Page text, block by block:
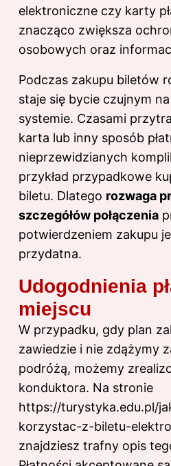
elektroniczne czy karty
znacząco zwiększa
osobowych oraz
Podczas zakupu biletów
staje się bycie czujnym
systemie. Czasami
karta lub inny sposób
nieprzewidzianych
przykład przypadkowe
biletu. Dlatego rozwaga
szczegółów połączenia
potwierdzeniem zakupu
przydatna.
Udogodnienia
miejscu
W przypadku, gdy plan
zawiedzie i nie zdążymy
podróżą, możemy
konduktora. Na stronie
https://turystyka.edu.pl/
korzystac-z-biletu-
znajdziesz trafny opis